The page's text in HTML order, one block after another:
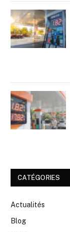
CATÉGORIES
Actualités
Blog